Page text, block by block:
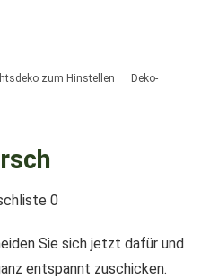
zum Hinstellen Deko-
0
Sie sich jetzt dafür und
entspannt zuschicken.